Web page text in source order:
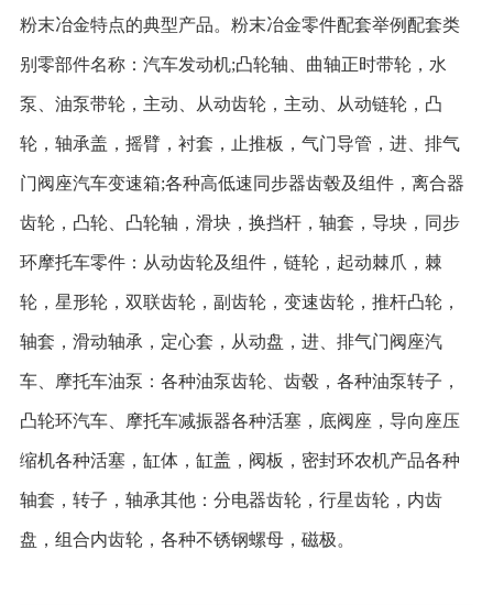
粉末冶金特点的典型产品。粉末冶金零件配套举例配套类
别零部件名称：汽车发动机;凸轮轴、曲轴正时带轮，水
泵、油泵带轮，主动、从动齿轮，主动、从动链轮，凸
轮，轴承盖，摇臂，衬套，止推板，气门导管，进、排气
门阀座汽车变速箱;各种高低速同步器齿毂及组件，离合器
齿轮，凸轮、凸轮轴，滑块，换挡杆，轴套，导块，同步
环摩托车零件：从动齿轮及组件，链轮，起动棘爪，棘
轮，星形轮，双联齿轮，副齿轮，变速齿轮，推杆凸轮，
轴套，滑动轴承，定心套，从动盘，进、排气门阀座汽
车、摩托车油泵：各种油泵齿轮、齿毂，各种油泵转子，
凸轮环汽车、摩托车减振器各种活塞，底阀座，导向座压
缩机各种活塞，缸体，缸盖，阀板，密封环农机产品各种
轴套，转子，轴承其他：分电器齿轮，行星齿轮，内齿
盘，组合内齿轮，各种不锈钢螺母，磁极。